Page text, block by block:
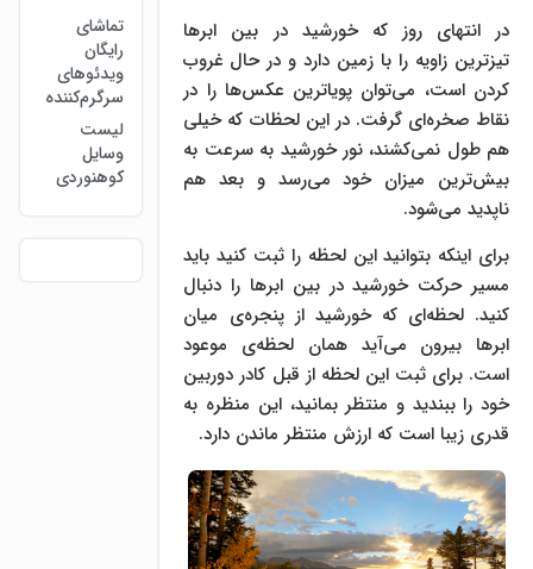
در انتهای روز که خورشید در بین ابر‌ها
تیز‌ترین زاویه را با زمین دارد و در حال غروب
کردن است، می‌توان پویاترین عکس‌ها را در
نقاط صخره‌ای گرفت. در این لحظات که خیلی
هم طول نمی‌کشند، نور خورشید به سرعت به
بیش‌ترین میزان خود می‌رسد و بعد هم
ناپدید می‌شود.
برای اینکه بتوانید این لحظه را ثبت کنید باید
مسیر حرکت خورشید در بین ابر‌ها را دنبال
کنید. لحظه‌ای که خورشید از پنجره‌ی میان
ابر‌ها بیرون می‌آید همان لحظه‌ی موعود
است. برای ثبت این لحظه از قبل کادر دوربین
خود را ببندید و منتظر بمانید، این منظره به
قدری زیبا است که ارزش منتظر ماندن دارد.
تماشای
رایگان
ویدئوهای
سرگرم‌کننده
لیست
وسایل
کوهنوردی